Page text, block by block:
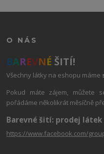
O NÁS
BAREVNÉ ŠITÍ!
Všechny látky na eshopu máme
Pokud máte zájem, můžete
pořádáme několikrát měsíčně
Barevné šití: prodej
https://www.facebook.com/